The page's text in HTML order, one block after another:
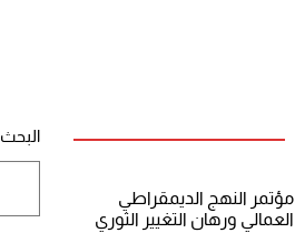
مؤتمر النهج الديمقراطي
العمالي ورهان التغيير الثوري
البحث